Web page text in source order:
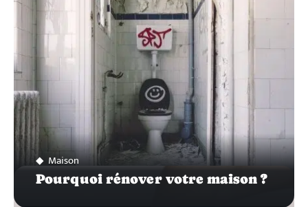
Maison
Pourquoi rénover votre maison ?